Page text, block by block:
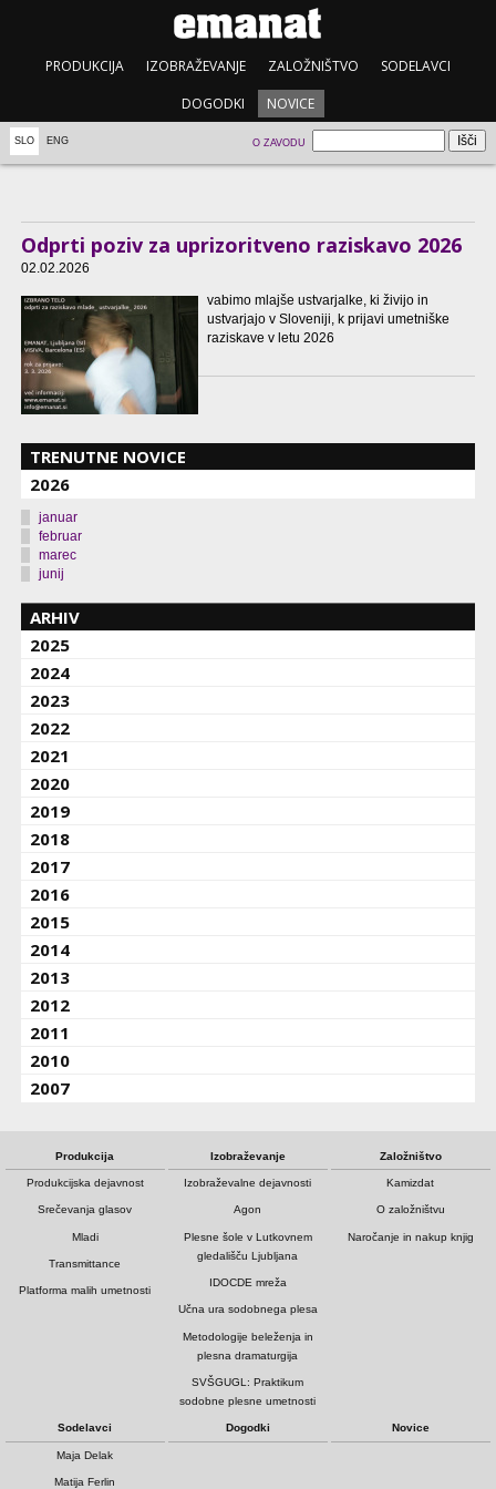
PRODUKCIJA IZOBRAŽEVANJE ZALOŽNIŠTVO SODELAVCI
DOGODKI NOVICE
SLO ENG O ZAVODU
Odprti poziv za uprizoritveno raziskavo 2026
02.02.2026
vabimo mlajše ustvarjalke, ki živijo in
ustvarjajo v Sloveniji, k prijavi umetniške
raziskave v letu 2026
TRENUTNE NOVICE
2026
januar
februar
marec
junij
ARHIV
2025
2024
2023
2022
2021
2020
2019
2018
2017
2016
2015
2014
2013
2012
2011
2010
2007
Produkcija
Produkcijska dejavnost
Srečevanja glasov
Mladi
Transmittance
Platforma malih umetnosti
Izobraževanje
Izobraževalne dejavnosti
Agon
Plesne šole v Lutkovnem
gledališču Ljubljana
IDOCDE mreža
Učna ura sodobnega plesa
Metodologije beleženja in
plesna dramaturgija
SVŠGUGL: Praktikum
sodobne plesne umetnosti
Založništvo
Kamizdat
O založništvu
Naročanje in nakup knjig
Sodelavci
Maja Delak
Matija Ferlin
Dogodki Novice